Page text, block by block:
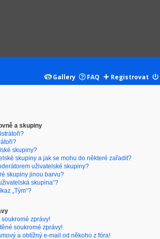
Gallery
FAQ Registrovat
a skupiny
skupiny?
skupiny a jak se mohu do některé zařadit?
uživatelské skupiny?
skupiny jinou barvu?
skupina“?
„Tým“?
zprávy!
soukromé zprávy!
a obtížný e-mail od někoho z fóra!